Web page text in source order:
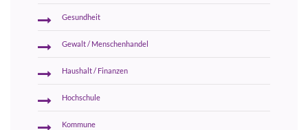
Gesundheit
Gewalt / Menschenhandel
Haushalt / Finanzen
Hochschule
Kommune